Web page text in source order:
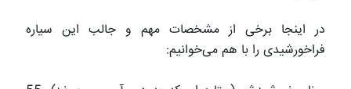
در اینجا برخی از مشخصات مهم و جالب این سیاره
فراخورشیدی را با هم می‌خوانیم: